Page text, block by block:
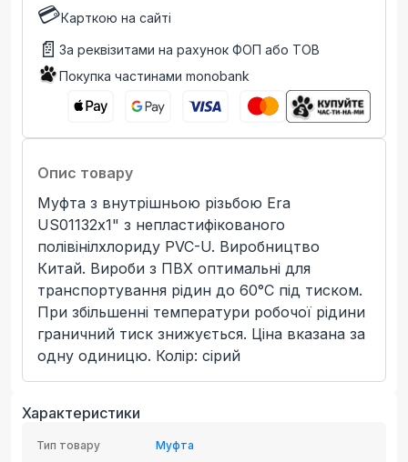
💳Карткою на сайті
📄 За реквізитами на рахунок ФОП або ТОВ
Покупка частинами monobank
Опис товару
Муфта з внутрішньою різьбою Era
US01132х1" з непластифікованого
полівінілхлориду PVC-U. Виробництво
Китай. Вироби з ПВХ оптимальні для
транспортування рідин до 60°C під тиском.
При збільшенні температури робочої рідини
граничний тиск знижується. Ціна вказана за
одну одиницю. Колір: сірий
Характеристики
Тип товару Муфта